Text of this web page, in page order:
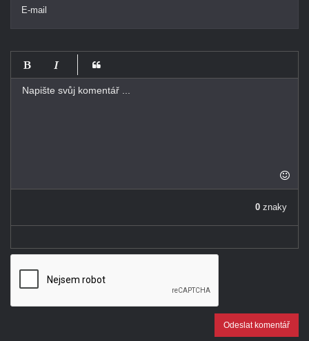
E-mail
-
0 znaky
Odeslat komentář